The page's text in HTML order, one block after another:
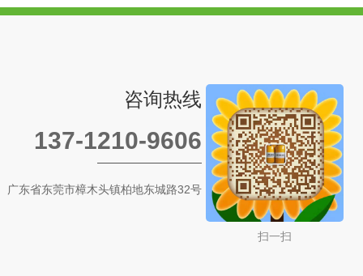
咨询热线
137-1210-9606
广东省东莞市樟木头镇柏地东城路32号
扫一扫